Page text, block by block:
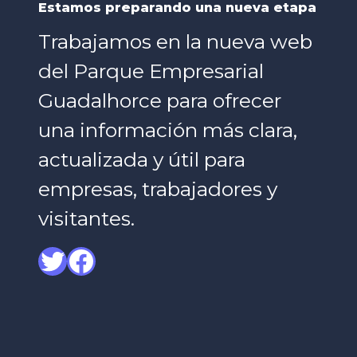
Estamos preparando una nueva etapa
Trabajamos en la nueva web
del Parque Empresarial
Guadalhorce para ofrecer
una información más clara,
actualizada y útil para
empresas, trabajadores y
visitantes.
Twitter
Facebook